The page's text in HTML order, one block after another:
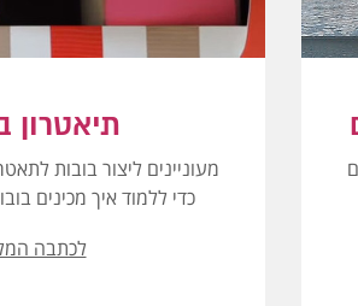
תיאטרון
מעוניינים ליצור בובות
כדי ללמוד איך מכינים
לכתבה